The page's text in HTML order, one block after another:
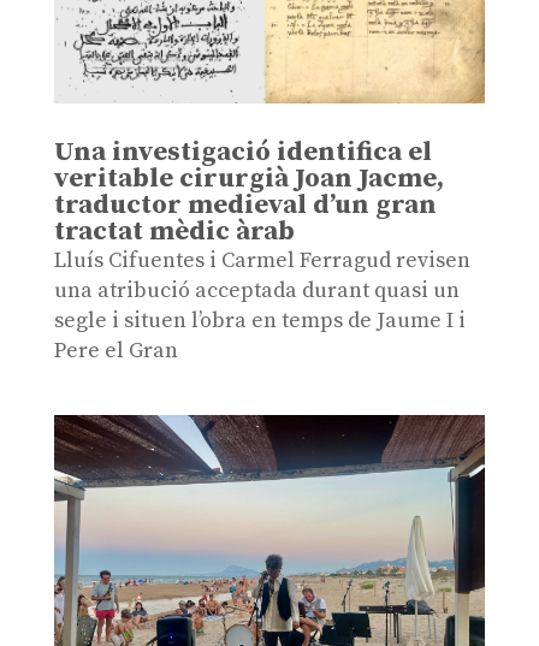
Una investigació identifica el
veritable cirurgià Joan Jacme,
traductor medieval d’un gran
tractat mèdic àrab
Lluís Cifuentes i Carmel Ferragud revisen
una atribució acceptada durant quasi un
segle i situen l’obra en temps de Jaume I i
Pere el Gran